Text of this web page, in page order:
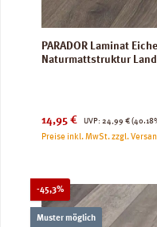
PARADOR Laminat
Naturmattstruktur
Verkaufspreis:
14,95 € UVP:
Regulärer Preis:
24,99 €
Preise inkl. MwSt. zzgl.
-45,3%Rabatt
Muster möglich